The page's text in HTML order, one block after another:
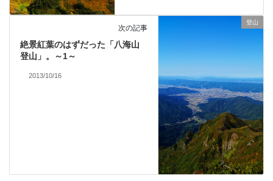
登山
次の記事
絶景紅葉のはずだった「八海山
登山」。～1～
2013/10/16